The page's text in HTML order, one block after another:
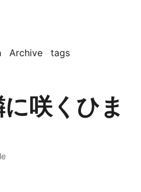
Archive tags
咲くひま